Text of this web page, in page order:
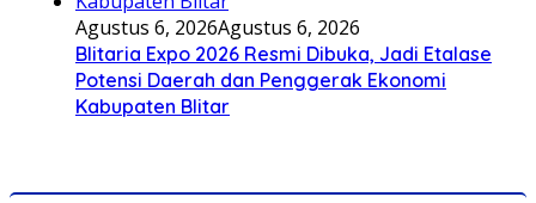
Agustus 6, 2026Agustus 6, 2026
Blitaria Expo 2026 Resmi Dibuka, Jadi Etalase
Potensi Daerah dan Penggerak Ekonomi
Kabupaten Blitar